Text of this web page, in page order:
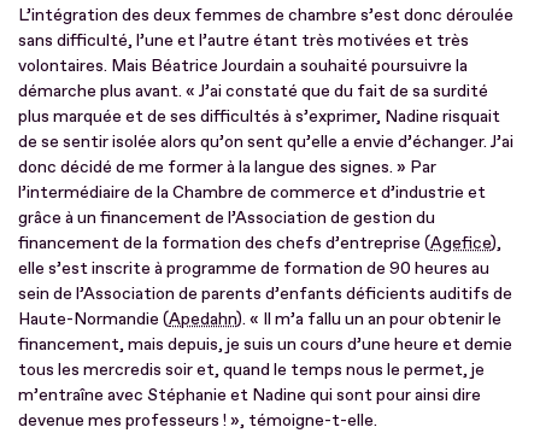
L’intégration des deux femmes de chambre s’est donc déroulée
sans difficulté, l’une et l’autre étant très motivées et très
volontaires. Mais Béatrice Jourdain a souhaité poursuivre la
démarche plus avant. « J’ai constaté que du fait de sa surdité
plus marquée et de ses difficultés à s’exprimer, Nadine risquait
de se sentir isolée alors qu’on sent qu’elle a envie d’échanger. J’ai
donc décidé de me former à la langue des signes. » Par
l’intermédiaire de la Chambre de commerce et d’industrie et
grâce à un financement de l’Association de gestion du
financement de la formation des chefs d’entreprise (Agefice),
elle s’est inscrite à programme de formation de 90 heures au
sein de l’Association de parents d’enfants déficients auditifs de
Haute-Normandie (Apedahn). « Il m’a fallu un an pour obtenir le
financement, mais depuis, je suis un cours d’une heure et demie
tous les mercredis soir et, quand le temps nous le permet, je
m’entraîne avec Stéphanie et Nadine qui sont pour ainsi dire
devenue mes professeurs ! », témoigne-t-elle.